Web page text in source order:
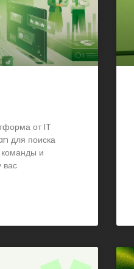
от IT
для поиска
команды и
вас